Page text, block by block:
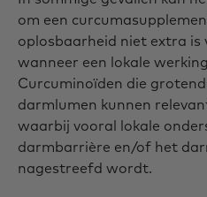
om een
oplosbaarheid niet extra is
wanneer een lokale
Curcuminoïden die
darmlumen kunnen
waarbij vooral lokale
darmbarrière en/of het
nagestreefd wordt.